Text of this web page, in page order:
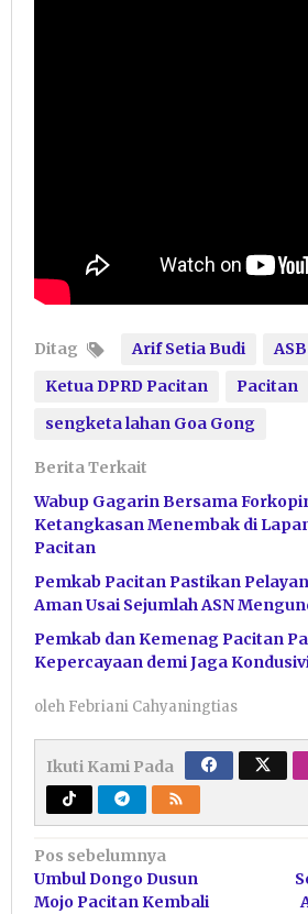
Ditag Arif Setia Budi
ASB
Ketua DPRD Pacitan
Pacitan
sengketa lahan Goa Gong
Berita Terkait
Wabup Gagarin Bersama
Ketangkasan Menembak di
Pacitan
Pemkab Pacitan Pastikan
Aman Usai Sejumlah ASN
Pemkab dan Kemenag Pacitan
Kepercayaan demi Jaga
oleh Febriani Cahyaningtias
Ikuti Kami Pada
Navigasi
pos
Pos sebelumnya
Umbul Dongo Dusun
Mojo Pacitan Kembali